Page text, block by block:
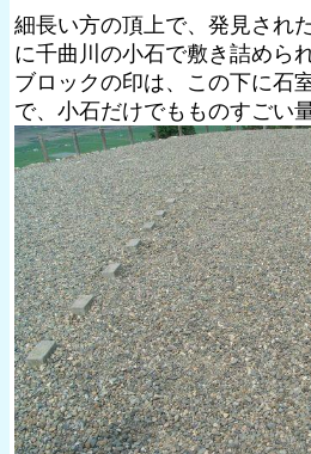
細長い方の頂上で、発見され
に千曲川の小石で敷き詰めら
ブロックの印は、この下に石
で、小石だけでもものすごい